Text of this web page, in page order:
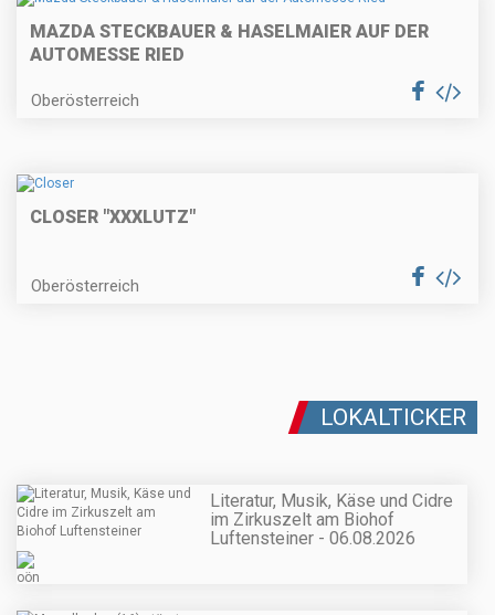
MAZDA STECKBAUER & HASELMAIER AUF DER
AUTOMESSE RIED
Oberösterreich
CLOSER "XXXLUTZ"
Oberösterreich
LOKALTICKER
Literatur, Musik, Käse und Cidre
im Zirkuszelt am Biohof
Luftensteiner - 06.08.2026